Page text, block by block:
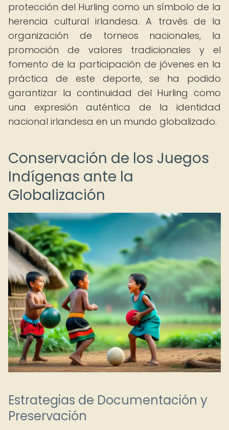
protección del Hurling como un símbolo de la
herencia cultural irlandesa. A través de la
organización de torneos nacionales, la
promoción de valores tradicionales y el
fomento de la participación de jóvenes en la
práctica de este deporte, se ha podido
garantizar la continuidad del Hurling como
una expresión auténtica de la identidad
nacional irlandesa en un mundo globalizado.
Conservación de los Juegos
Indígenas ante la
Globalización
Estrategias de Documentación y
Preservación